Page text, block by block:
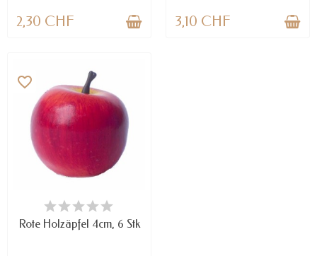
2,30 CHF 3,10 CHF
NUR NOCH WENIGE TEILE
VERFÜGBAR
favorite_border
Rote Holzäpfel 4cm, 6 Stk